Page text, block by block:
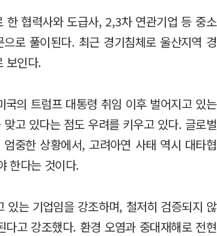
한 협력사와 도급사, 2,3차 연관기업 등 중소
로 풀이된다. 최근 경기침체로 울산지역 경
보인다.
의 트럼프 대통령 취임 이후 벌어지고 있는
고 있다는 점도 우려를 키우고 있다. 글로벌
중한 상황에서, 고려아연 사태 역시 대타협
한다는 것이다.
있는 기업임을 강조하며, 철저히 검증되지 않
고 강조했다. 환경 오염과 중대재해로 전현